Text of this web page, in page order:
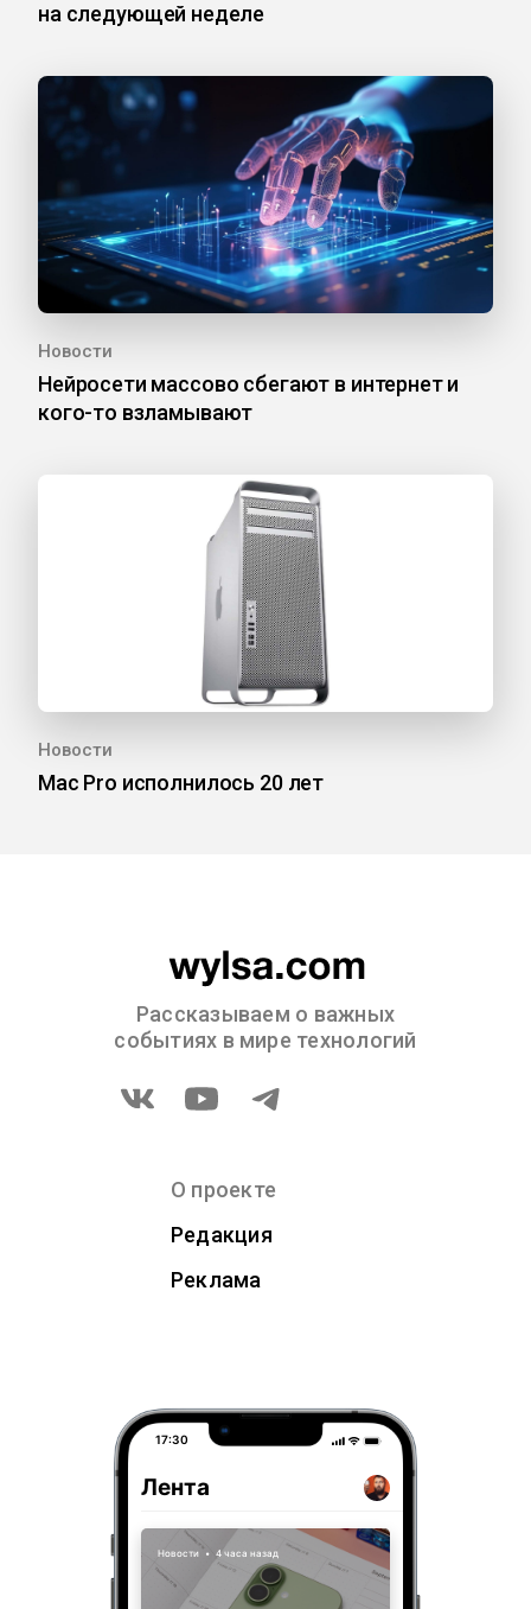
на следующей неделе
Новости
Нейросети массово сбегают в интернет и
кого-то взламывают
Новости
Mac Pro исполнилось 20 лет
Рассказываем о важных
событиях в мире технологий
О проекте
Редакция
Реклама
17:30
Лента
Новости • 4 часа назад